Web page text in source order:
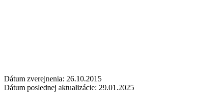
Dátum zverejnenia: 26.10.2015
Dátum poslednej aktualizácie: 29.01.2025